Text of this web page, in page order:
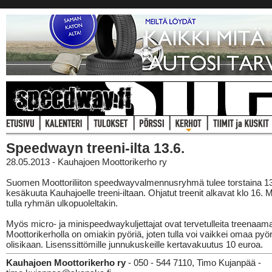
Speedwayn treeni-ilta 13.6.
28.05.2013 - Kauhajoen Moottorikerho ry
Suomen Moottoriliiton speedwayvalmennusryhmä tulee torstaina
kesäkuuta Kauhajoelle treeni-iltaan. Ohjatut treenit alkavat klo 16.
tulla ryhmän ulkopuoleltakin.
Myös micro- ja minispeedwaykuljettajat ovat tervetulleita
Moottorikerholla on omiakin pyöriä, joten tulla voi vaikkei omaa
olisikaan. Lisenssittömille junnukuskeille kertavakuutus 10 euroa.
Kauhajoen Moottorikerho ry - 050 - 544 7110, Timo Kujanpää -